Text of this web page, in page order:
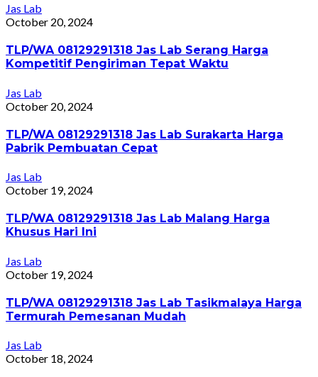
Jas Lab
October 20, 2024
TLP/WA 08129291318 Jas Lab Serang Harga
Kompetitif Pengiriman Tepat Waktu
Jas Lab
October 20, 2024
TLP/WA 08129291318 Jas Lab Surakarta Harga
Pabrik Pembuatan Cepat
Jas Lab
October 19, 2024
TLP/WA 08129291318 Jas Lab Malang Harga
Khusus Hari Ini
Jas Lab
October 19, 2024
TLP/WA 08129291318 Jas Lab Tasikmalaya Harga
Termurah Pemesanan Mudah
Jas Lab
October 18, 2024